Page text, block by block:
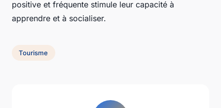
positive et fréquente stimule leur capacité à
apprendre et à socialiser.
Tourisme